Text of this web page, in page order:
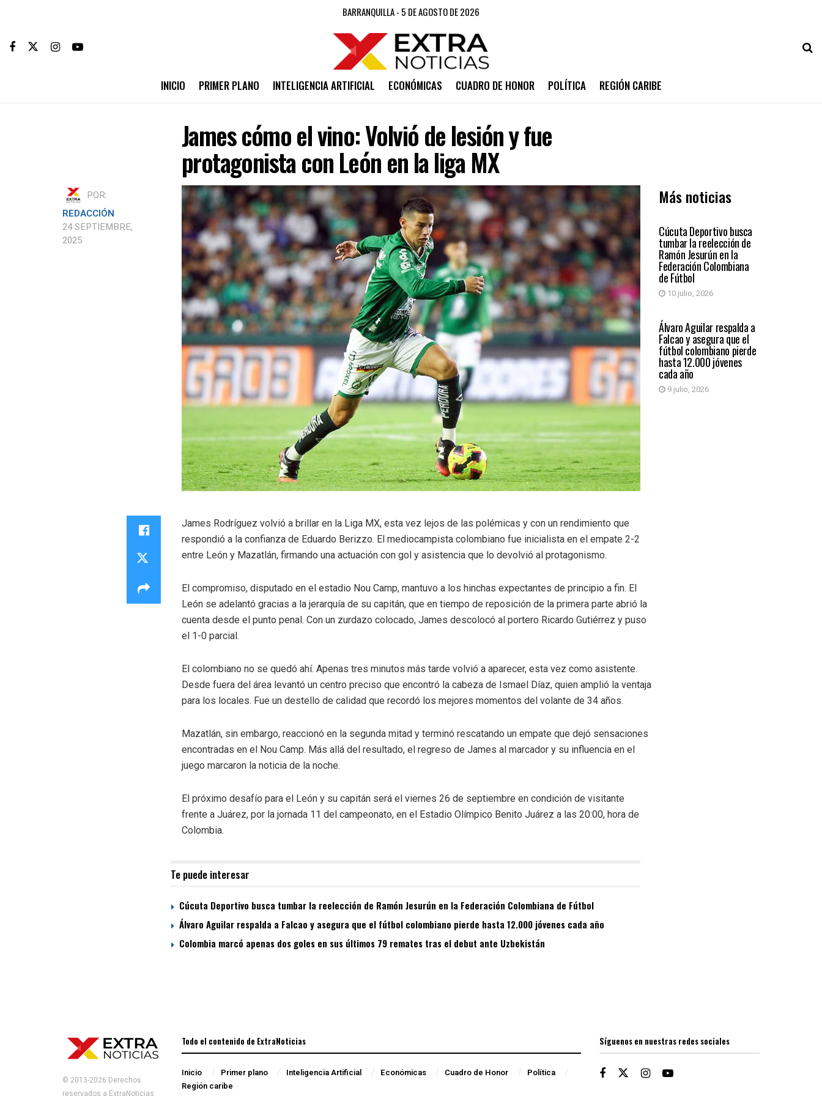
BARRANQUILLA - 5 DE AGOSTO DE 2026
INICIO PRIMER PLANO INTELIGENCIA ARTIFICIAL ECONÓMICAS CUADRO DE HONOR POLÍTICA REGIÓN CARIBE
James cómo el vino: Volvió de lesión y fue
protagonista con León en la liga MX
POR:
REDACCIÓN
24 SEPTIEMBRE,
2025
Más noticias
DEPORTES
Cúcuta Deportivo busca
tumbar la reelección de
Ramón Jesurún en la
Federación Colombiana
de Fútbol
10 julio, 2026
DEPORTES
Álvaro Aguilar respalda a
Falcao y asegura que el
fútbol colombiano pierde
hasta 12.000 jóvenes
cada año
9 julio, 2026
James Rodríguez volvió a brillar en la Liga MX, esta vez lejos de las polémicas y con un rendimiento que
respondió a la confianza de Eduardo Berizzo. El mediocampista colombiano fue inicialista en el empate 2-2
entre León y Mazatlán, firmando una actuación con gol y asistencia que lo devolvió al protagonismo.
El compromiso, disputado en el estadio Nou Camp, mantuvo a los hinchas expectantes de principio a fin. El
León se adelantó gracias a la jerarquía de su capitán, que en tiempo de reposición de la primera parte abrió la
cuenta desde el punto penal. Con un zurdazo colocado, James descolocó al portero Ricardo Gutiérrez y puso
el 1-0 parcial.
El colombiano no se quedó ahí. Apenas tres minutos más tarde volvió a aparecer, esta vez como asistente.
Desde fuera del área levantó un centro preciso que encontró la cabeza de Ismael Díaz, quien amplió la ventaja
para los locales. Fue un destello de calidad que recordó los mejores momentos del volante de 34 años.
Mazatlán, sin embargo, reaccionó en la segunda mitad y terminó rescatando un empate que dejó sensaciones
encontradas en el Nou Camp. Más allá del resultado, el regreso de James al marcador y su influencia en el
juego marcaron la noticia de la noche.
El próximo desafío para el León y su capitán será el viernes 26 de septiembre en condición de visitante
frente a Juárez, por la jornada 11 del campeonato, en el Estadio Olímpico Benito Juárez a las 20:00, hora de
Colombia.
Te puede interesar
Cúcuta Deportivo busca tumbar la reelección de Ramón Jesurún en la Federación Colombiana de Fútbol
Álvaro Aguilar respalda a Falcao y asegura que el fútbol colombiano pierde hasta 12.000 jóvenes cada año
Colombia marcó apenas dos goles en sus últimos 79 remates tras el debut ante Uzbekistán
© 2013-2026 Derechos
reservados a ExtraNoticias
Todo el contenido de ExtraNoticias
Inicio Primer plano Inteligencia Artificial Económicas Cuadro de Honor
Política
Región caribe
Síguenos en nuestras redes sociales